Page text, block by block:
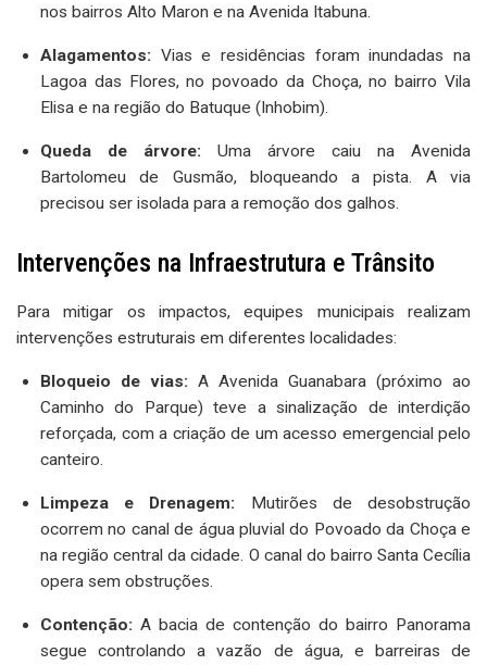
nos bairros Alto Maron e na Avenida Itabuna.
Alagamentos: Vias e residências foram inundadas na
Lagoa das Flores, no povoado da Choça, no bairro Vila
Elisa e na região do Batuque (Inhobim).
Queda de árvore: Uma árvore caiu na Avenida
Bartolomeu de Gusmão, bloqueando a pista. A via
precisou ser isolada para a remoção dos galhos.
Intervenções na Infraestrutura e Trânsito
Para mitigar os impactos, equipes municipais realizam
intervenções estruturais em diferentes localidades:
Bloqueio de vias: A Avenida Guanabara (próximo ao
Caminho do Parque) teve a sinalização de interdição
reforçada, com a criação de um acesso emergencial pelo
canteiro.
Limpeza e Drenagem: Mutirões de desobstrução
ocorrem no canal de água pluvial do Povoado da Choça e
na região central da cidade. O canal do bairro Santa Cecília
opera sem obstruções.
Contenção: A bacia de contenção do bairro Panorama
segue controlando a vazão de água, e barreiras de